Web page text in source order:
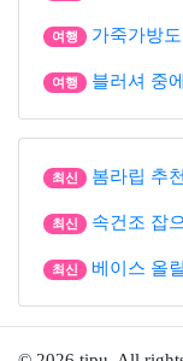
여행 가죽가방
여행 블러셔 중
최신 봄라립 추천
최신 속건조 잡
최신 베이스 올